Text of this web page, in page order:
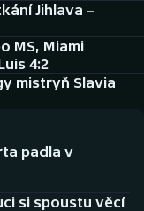
Jihlava –
MS, Miami
4:2
mistryň Slavia
padla v
si spoustu věcí